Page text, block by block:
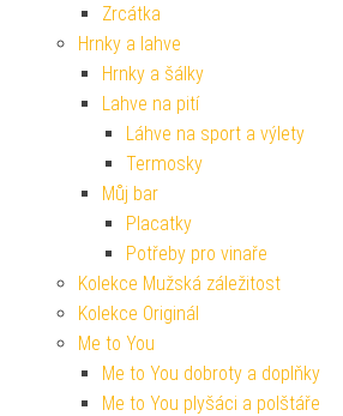
Zrcátka
Hrnky a lahve
Hrnky a šálky
Lahve na pití
Láhve na sport a výlety
Termosky
Můj bar
Placatky
Potřeby pro vinaře
Kolekce Mužská záležitost
Kolekce Originál
Me to You
Me to You dobroty a doplňky
Me to You plyšáci a polštáře